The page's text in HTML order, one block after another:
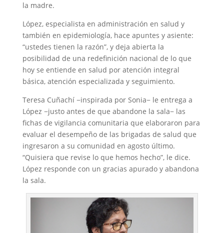
la madre.
López, especialista en administración en salud y
también en epidemiología, hace apuntes y asiente:
“ustedes tienen la razón”, y deja abierta la
posibilidad de una redefinición nacional de lo que
hoy se entiende en salud por atención integral
básica, atención especializada y seguimiento.
Teresa Cuñachí −inspirada por Sonia−le entrega a
López −justo antes de que abandone la sala−las
fichas de vigilancia comunitaria que elaboraron para
evaluar el desempeño de las brigadas de salud que
ingresaron a su comunidad en agosto último.
“Quisiera que revise lo que hemos hecho”, le dice.
López responde con un gracias apurado y abandona
la sala.